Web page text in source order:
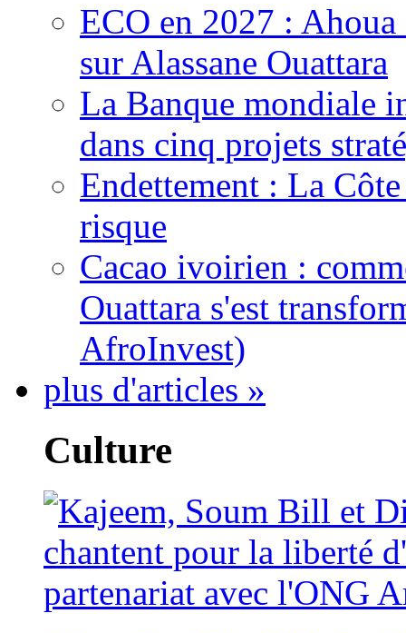
ECO en 2027 :
sur Alassane Ouattara
La Banque mondiale
dans cinq projets
Endettement : La
risque
Cacao ivoirien :
Ouattara s'est
AfroInvest)
plus d'articles »
Culture